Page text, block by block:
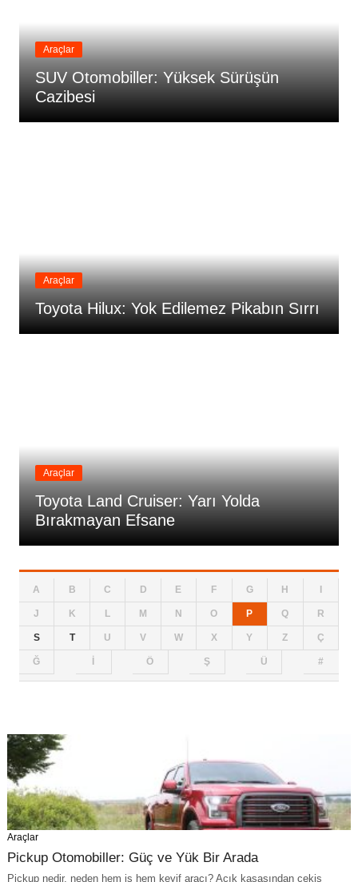
Araçlar
SUV Otomobiller: Yüksek Sürüşün
Cazibesi
Araçlar
Toyota Hilux: Yok Edilemez Pikabın Sırrı
Araçlar
Toyota Land Cruiser: Yarı Yolda
Bırakmayan Efsane
A B C D E F G H
J K L M N O P Q R
S T U V W X Y Z Ç
Ğ Ö Ş Ü #
Araçlar
Pickup Otomobiller: Güç ve Yük Bir Arada
Pickup nedir, neden hem iş hem keyif aracı? Açık kasasından çekiş